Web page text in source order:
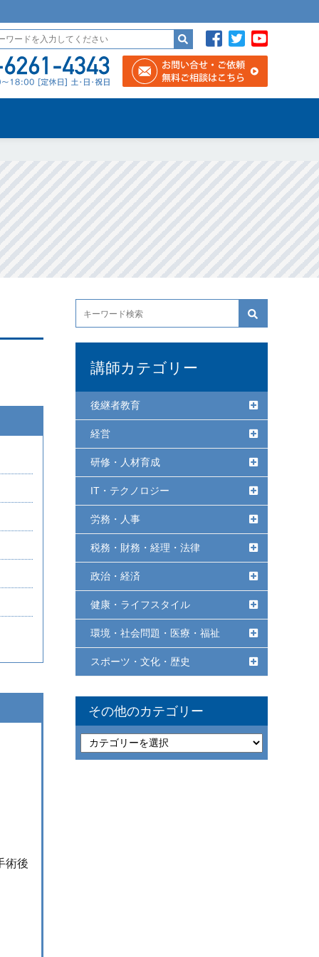
術後
講師カテゴリー
後継者教育
経営
研修・人材育成
IT・テクノロジー
労務・人事
税務・財務・経理・法律
政治・経済
健康・ライフスタイル
環境・社会問題・医療・福祉
スポーツ・文化・歴史
その他のカテゴリー